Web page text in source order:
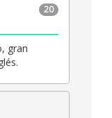
20
gran